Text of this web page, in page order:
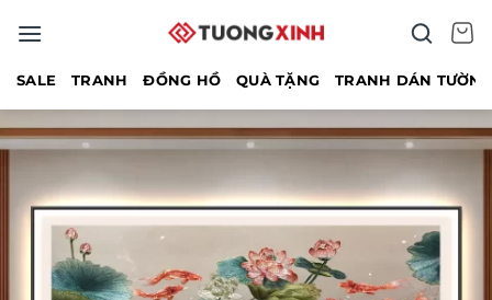
qua
SALE TRANH ĐỒNG HỒ QUÀ TẶNG TRANH DÁN